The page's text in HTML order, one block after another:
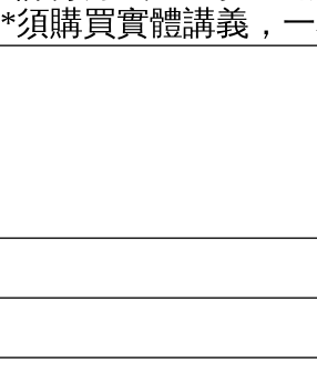
*須購買實體講義，